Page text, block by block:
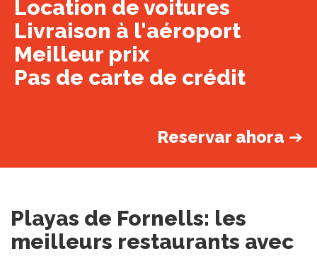
Location de voitures
Livraison à l'aéroport
Meilleur prix
Pas de carte de crédit
Reservar ahora ➔
Playas de Fornells: les
meilleurs restaurants avec